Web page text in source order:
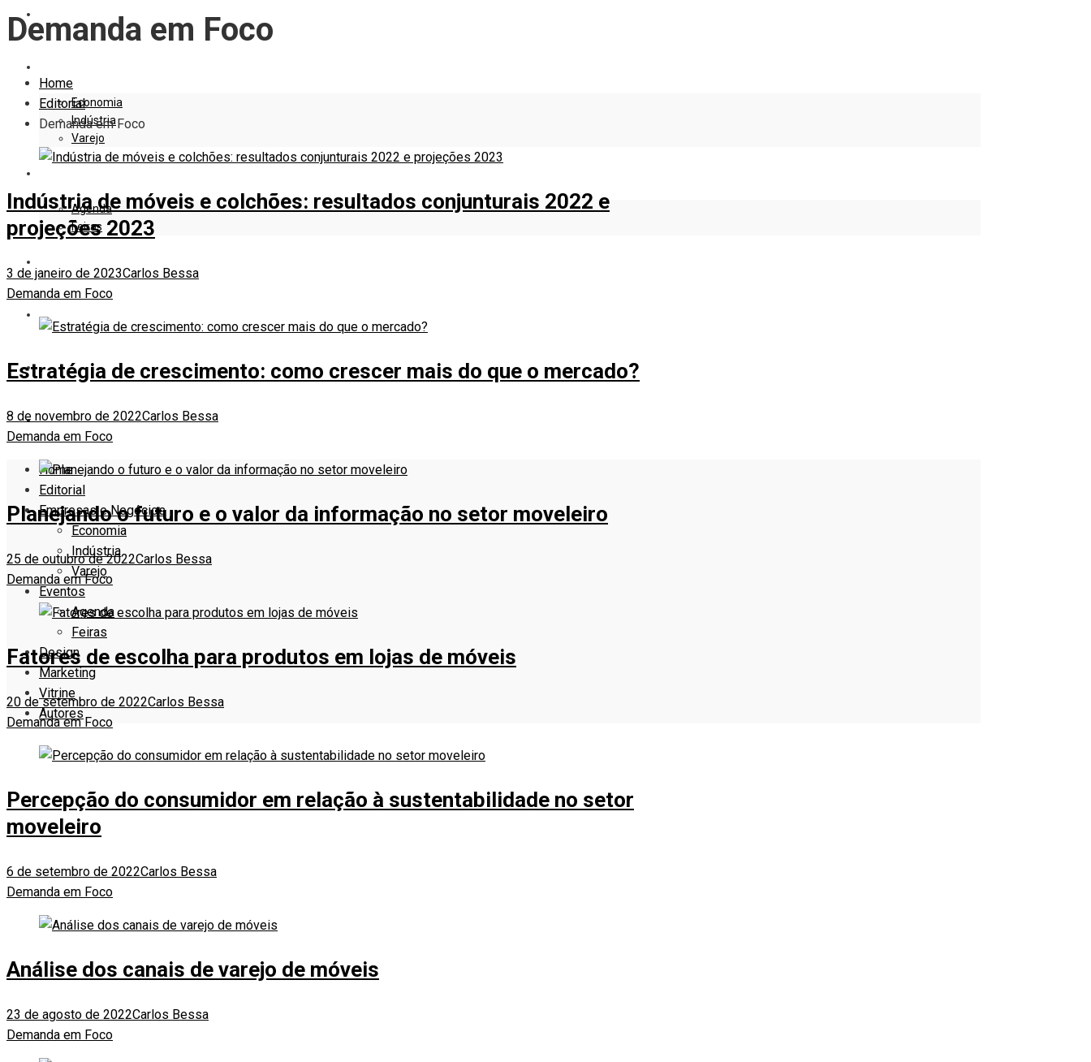
Economia
Indústria
Varejo
Agenda
Feiras
MARKETING
VITRINE
AUTORES
Home
Editorial
Empresas e Negócios
Economia
Indústria
Varejo
Eventos
Agenda
Feiras
Design
Marketing
Vitrine
Autores
Demanda em Foco
Home
Editorial
Demanda em Foco
Indústria de móveis e colchões: resultados conjunturais 2022 e
projeções 2023
3 de janeiro de 2023Carlos Bessa
Demanda em Foco
Estratégia de crescimento: como crescer mais do que o mercado?
8 de novembro de 2022Carlos Bessa
Demanda em Foco
Planejando o futuro e o valor da informação no setor moveleiro
25 de outubro de 2022Carlos Bessa
Demanda em Foco
Fatores de escolha para produtos em lojas de móveis
20 de setembro de 2022Carlos Bessa
Demanda em Foco
Percepção do consumidor em relação à sustentabilidade no setor
moveleiro
6 de setembro de 2022Carlos Bessa
Demanda em Foco
Análise dos canais de varejo de móveis
23 de agosto de 2022Carlos Bessa
Demanda em Foco